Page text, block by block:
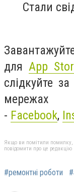
Стали
дляApp
слідкуйте
мережах
- Facebook,
Якщо ви помітили помилку,
повідомити про це редакцію
#ремонтні роботи